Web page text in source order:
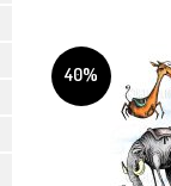
40%